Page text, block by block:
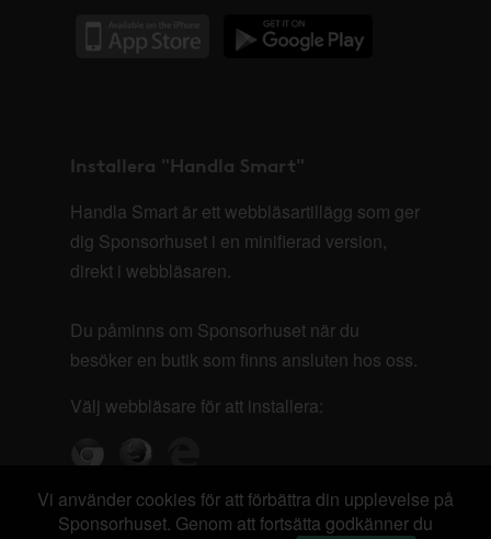
Installera "Handla Smart"
Handla Smart är ett webbläsartillägg som ger
dig Sponsorhuset i en minifierad version,
direkt i webbläsaren.
Du påminns om Sponsorhuset när du
besöker en butik som finns ansluten hos oss.
Välj webbläsare för att installera:
Vi använder cookies för att förbättra din upplevelse på
Sponsorhuset. Genom att fortsätta godkänner du